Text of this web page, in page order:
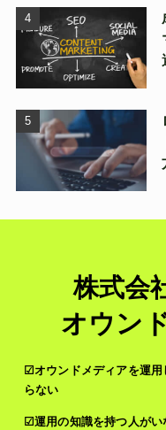
株式会
オウン
☑オウンドメディアを運
らない
☑運用の知識を持つ人がい